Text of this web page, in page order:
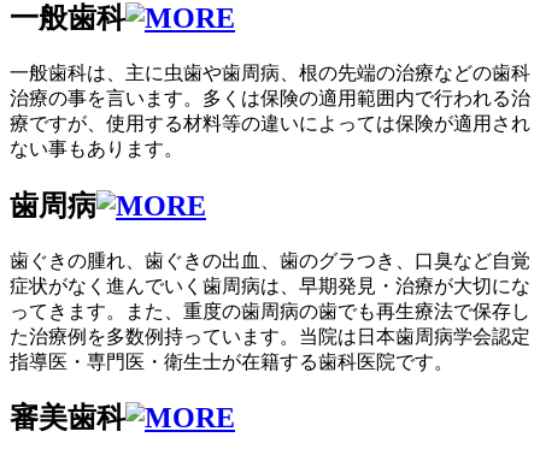
一般歯科
一般歯科は、主に虫歯や歯周病、根の先端の治療などの歯科
治療の事を言います。多くは保険の適用範囲内で行われる治
療ですが、使用する材料等の違いによっては保険が適用され
ない事もあります。
歯周病
歯ぐきの腫れ、歯ぐきの出血、歯のグラつき、口臭など自覚
症状がなく進んでいく歯周病は、早期発見・治療が大切にな
ってきます。また、重度の歯周病の歯でも再生療法で保存し
た治療例を多数例持っています。当院は日本歯周病学会認定
指導医・専門医・衛生士が在籍する歯科医院です。
審美歯科